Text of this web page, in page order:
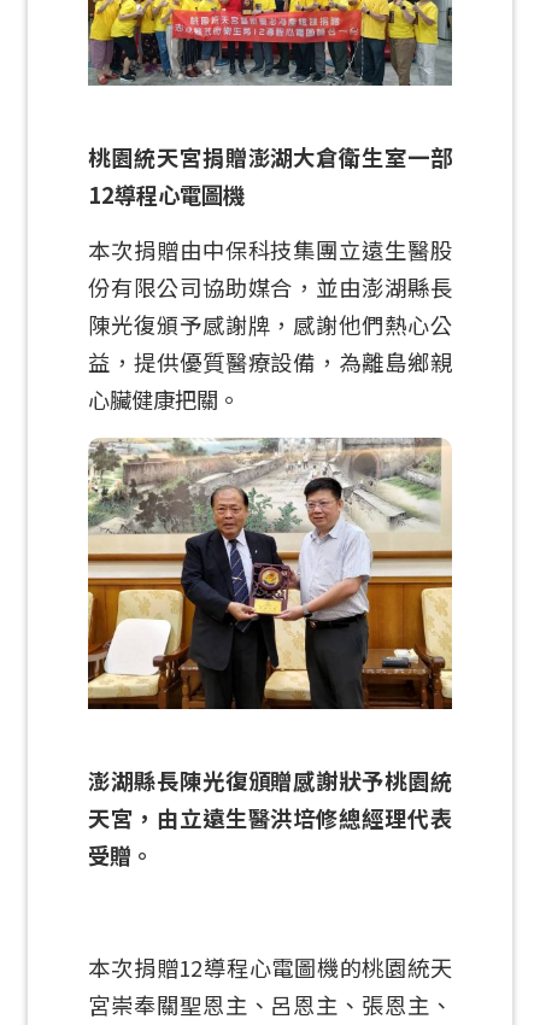
桃園統天宮捐贈澎湖大倉衛生室一部
12導程心電圖機
本次捐贈由中保科技集團立遠生醫股
份有限公司協助媒合，並由澎湖縣長
陳光復頒予感謝牌，感謝他們熱心公
益，提供優質醫療設備，為離島鄉親
心臟健康把關。
澎湖縣長陳光復頒贈感謝狀予桃園統
天宮，由立遠生醫洪培修總經理代表
受贈。
本次捐贈12導程心電圖機的桃園統天
宮崇奉關聖恩主、呂恩主、張恩主、